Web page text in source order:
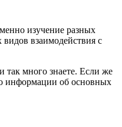
изучение разных
взаимодействия с
много знаете. Если же
информации об основных